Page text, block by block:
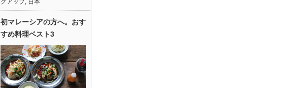
初マレーシアの方へ。おす
すめ料理ベスト3